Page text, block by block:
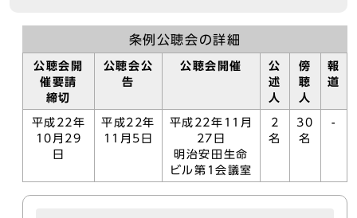
条例公聴会の詳細
公聴会開
催要請
締切
公聴会公
告
公聴会開催
公
述
人
傍
聴
人
報
道
平成22年
10月29
日
平成22年
11月5日
平成22年11月
27日
明治安田生命
ビル第1会議室
2
名
30
名
-